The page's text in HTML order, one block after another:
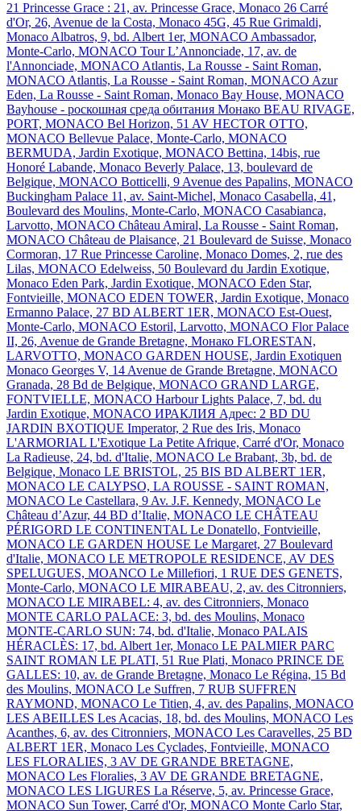
21 Princesse Grace : 21, av. Princesse Grace, Monaco 26 Carré
d'Or, 26, Avenue de la Costa, Monaco 45G, 45 Rue Grimaldi,
Monaco Albatros, 9, bd. Albert 1er, MONACO Ambassador,
Monte-Carlo, MONACO Tour L’Annonciade, 17, av. de
l'Annonciade, MONACO Atlantis, La Rousse - Saint Roman,
MONACO Atlantis, La Rousse - Saint Roman, MONACO Azur
Eden, La Rousse - Saint Roman, Monaco Bay House, MONACO
Bayhouse - роскошная среда обитания Монако BEAU RIVAGE,
PORT, MONACO Bel Horizon, 51 AV HECTOR OTTO,
MONACO Bellevue Palace, Monte-Carlo, MONACO
BERMUDA, Jardin Exotique, MONACO Bettina, 14bis, rue
Honoré Labande, Monaco Beverly Palace, 13, boulevard de
Belgique, MONACO Botticelli, 9 Avenue des Papalins, MONACO
Buckingham Palace 11, av. Saint-Michel, Monaco Casabella, 41,
Boulevard des Moulins, Monte-Carlo, MONACO Casabianca,
Larvotto, MONACO Château Amiral, La Rousse - Saint Roman,
MONACO Château de Plaisance, 21 Boulevard de Suisse, Monaco
Cormoran, 17 Rue Princesse Caroline, Monaco Domes, 2, rue des
Lilas, MONACO Edelweiss, 50 Boulevard du Jardin Exotique,
Monaco Eden Park, Jardin Exotique, MONACO Eden Star,
Fontvieille, MONACO EDEN TOWER, Jardin Exotique, Monaco
Ermanno Palace, 27 BD ALBERT 1ER, MONACO Est-Ouest,
Monte-Carlo, MONACO Estoril, Larvotto, MONACO Flor Palace
II, 26, Avenue de Grande Bretagne, Монако FLORESTAN,
LARVOTTO, MONACO GARDEN HOUSE, Jardin Exotiquen
Monaco Georges V, 14 Avenue de Grande Bretagne, MONACO
Granada, 28 Bd de Belgique, MONACO GRAND LARGE,
FONTVIELLE, MONACO Harbour Lights Palace, 7, bd. du
Jardin Exotique, MONACO ИРАКЛИЯ Адрес: 2 BD DU
JARDIN BXOTIQUE Imperator, 2 Rue des Iris, Monaco
L'ARMORIAL L'Exotique La Petite Afrique, Carré d'Or, Monaco
La Radieuse, 24, bd. d'Italie, MONACO Le Brabant, 3b, bd. de
Belgique, Monaco LE BRISTOL, 25 BIS BD ALBERT 1ER,
MONACO LE CALYPSO, LA ROUSSE - SAINT ROMAN,
MONACO Le Castellara, 9 Av. J.F. Kennedy, MONACO Le
Château d’Azur, 44 BD d’Italie, MONACO LE CHÂTEAU
PÉRIGORD LE CONTINENTAL Le Donatello, Fontvieille,
MONACO LE GARDEN HOUSE Le Margaret, 27 Boulevard
d'Italie, MONACO LE METROPOLE RESIDENCE, AV DES
SPELUGUES, MOANCO Le Millefiori, 1 RUE DES GENETS,
Monte-Carlo, MONACO LE MIRABEAU, 2, av. des Citronniers,
MONACO LE MIRABEL: 4, av. des Citronniers, Monaco
MONTE CARLO PALACE: 3, bd. des Moulins, Monaco
MONTE-CARLO SUN: 74, bd. d'Italie, Monaco PALAIS
HÉRACLÈS: 17, bd. Albert 1er, Monaco LE PALMIER PARC
SAINT ROMAN LE PLATI, 51 Rue Plati, Monaco PRINCE DE
GALLES: 10, av. de Grande Bretagne, Monaco Le Régina, 15 Bd
des Moulins, MONACO Le Suffren, 7 RUB SUFFREN
RAYMOND, MONACO Le Titien, 4, av. des Papalins, MONACO
LES ABEILLES Les Acacias, 18, bd. des Moulins, MONACO Les
Acanthes, 6, av. des Citronniers, MONACO Les Caravelles, 25 BD
ALBERT 1ER, Monaco Les Cyclades, Fontvieille, MONACO
LES FLORALIES, 3 AV DE GRANDE BRETAGNE,
MONACO Les Floralies, 3 AV DE GRANDE BRETAGNE,
MONACO LES LIGURES La Réserve, 5, av. Princesse Grace,
MONACO Sun Tower, Carré d'Or, MONACO Monte Carlo Star,